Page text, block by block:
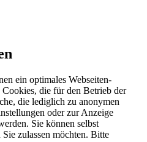
ein optimales Webseiten-
die für den Betrieb der
die lediglich zu anonymen
oder zur Anzeige
Sie können selbst
zulassen möchten. Bitte